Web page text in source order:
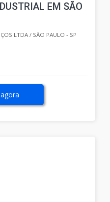
EM SÃO
LTDA / SÃO PAULO - SP